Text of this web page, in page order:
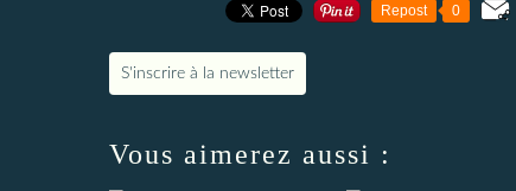
Repost 0
S'inscrire à la newsletter
Vous aimerez aussi :